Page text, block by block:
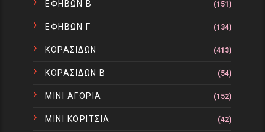
ΕΦΗΒΩΝ Β (151)
ΕΦΗΒΩΝ Γ (134)
ΚΟΡΑΣΙΔΩΝ (413)
ΚΟΡΑΣΙΔΩΝ Β (54)
ΜΙΝΙ ΑΓΟΡΙΑ (152)
ΜΙΝΙ ΚΟΡΙΤΣΙΑ (42)